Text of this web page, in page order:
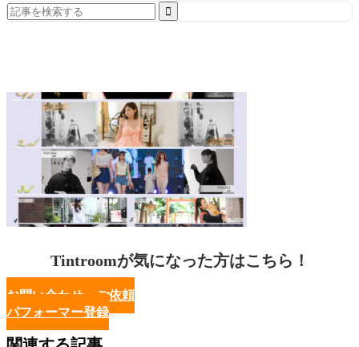
Search
for:
Tintroomが気になった方はこちら！
お問い合わせ・ご依頼
パフォーマー登録